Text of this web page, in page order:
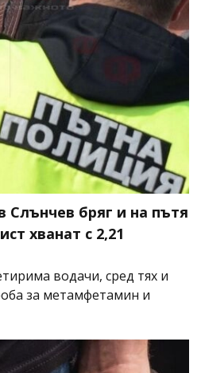
Слънчев бряг и на пътя
хванат с 2,21
водачи, сред тях и
за метамфетамин и